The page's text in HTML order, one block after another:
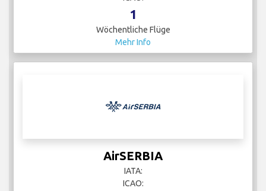
1
Wöchentliche Flüge
Mehr Info
AirSERBIA
IATA:
ICAO: